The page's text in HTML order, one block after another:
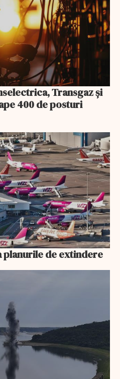
Transgaz și
400 de posturi
planurile de extindere